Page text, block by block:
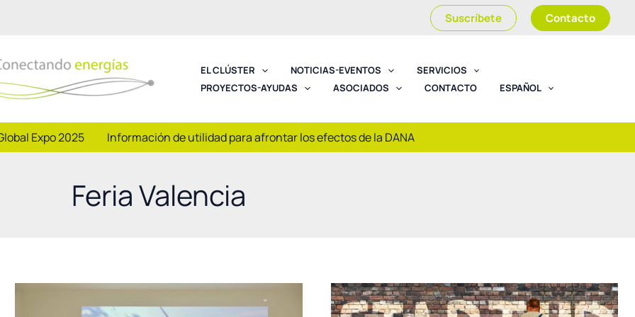
Suscríbete Contacto
EL CLÚSTER NOTICIAS-EVENTOS
SERVICIOS
PROYECTOS-AYUDAS
ASOCIADOS CONTACTO ESPAÑOL
Expo 2025 Información de utilidad para afrontar los efectos de la DANA
Feria Valencia